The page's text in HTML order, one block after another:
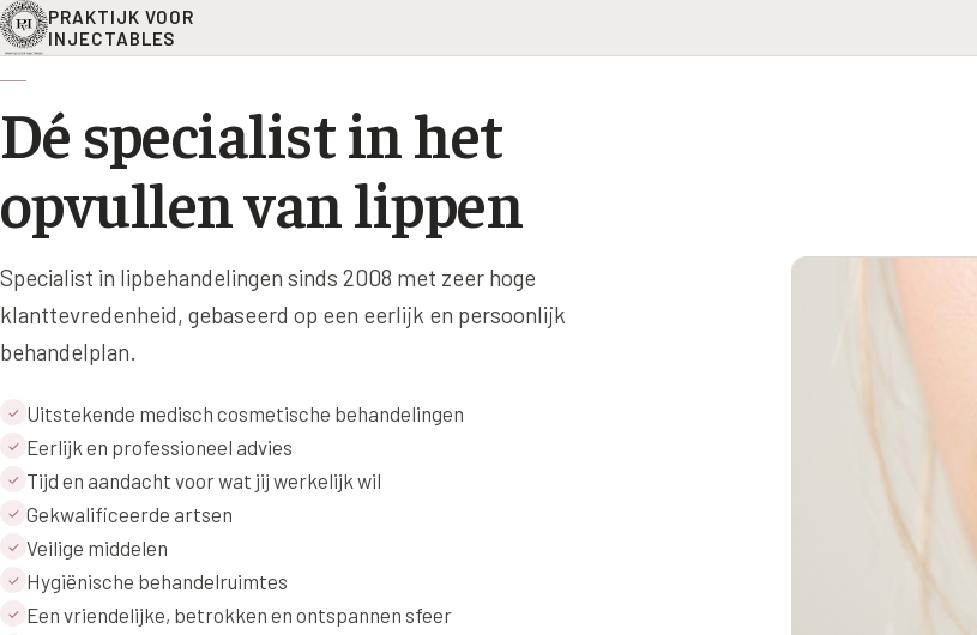
PRAKTIJK VOOR
INJECTABLES
Dé specialist in het
opvullen van lippen
Specialist in lipbehandelingen sinds 2008 met zeer hoge
klanttevredenheid, gebaseerd op een eerlijk en persoonlijk
behandelplan.
✓ Uitstekende medisch cosmetische behandelingen
✓ Eerlijk en professioneel advies
✓ Tijd en aandacht voor wat jij werkelijk wil
✓ Gekwalificeerde artsen
✓ Veilige middelen
✓ Hygiënische behandelruimtes
✓ Een vriendelijke, betrokken en ontspannen sfeer